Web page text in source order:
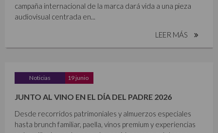
campaña internacional de la marca dará vida a una pieza
audiovisual centrada en...
LEER MÁS
Noticias 19 junio
JUNTO AL VINO EN EL DÍA DEL PADRE 2026
Desde recorridos patrimoniales y almuerzos especiales
hasta brunch familiar, paella, vinos premium y experiencias